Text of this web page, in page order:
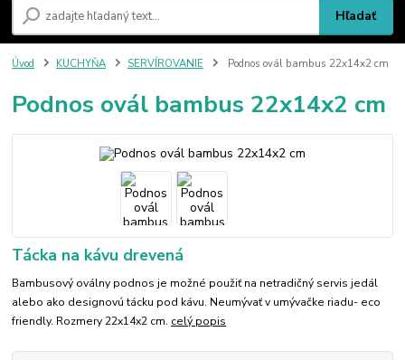
Hľadať
Úvod KUCHYŇA SERVÍROVANIE Podnos ovál bambus 22x14x2 cm
Podnos ovál bambus 22x14x2 cm
Tácka na kávu drevená
Bambusový oválny podnos je možné použiť na netradičný servis jedál
alebo ako designovú tácku pod kávu. Neumývať v umývačke riadu- eco
friendly. Rozmery 22x14x2 cm. celý popis